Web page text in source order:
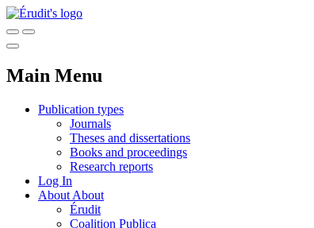
Main Menu
Publication types
Journals
Theses and dissertations
Books and proceedings
Research reports
Log In
About About
Érudit
Coalition Publica